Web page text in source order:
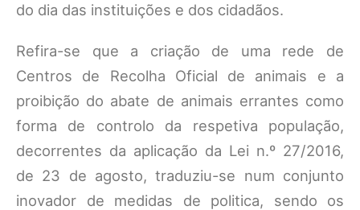
do dia das instituições e dos cidadãos.
Refira-se que a criação de uma rede de
Centros de Recolha Oficial de animais e a
proibição do abate de animais errantes como
forma de controlo da respetiva população,
decorrentes da aplicação da Lei n.º 27/2016,
de 23 de agosto, traduziu-se num conjunto
inovador de medidas de politica, sendo os